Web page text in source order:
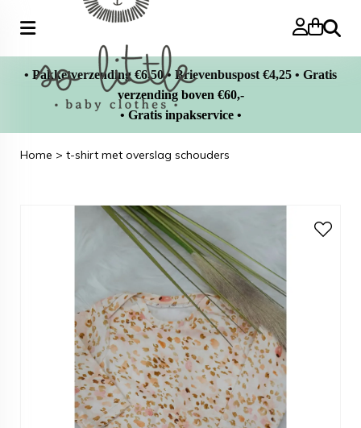
Zoeken
• Pakketverzending €6,50 • Brievenbuspost €4,25 • Gratis
verzending boven €60,-
• Gratis inpakservice •
Home > t-shirt met overslag schouders